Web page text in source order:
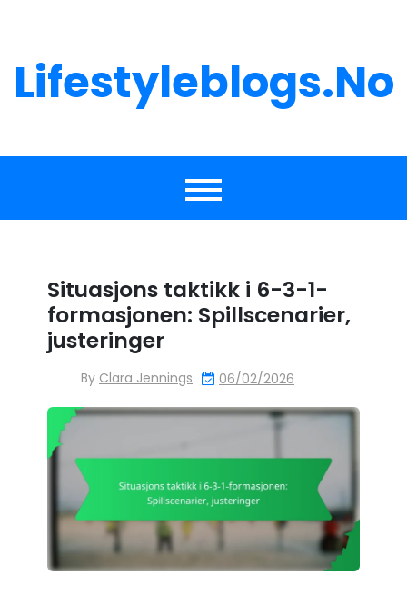
Lifestyleblogs.no
Situasjons taktikk i 6-3-1-
formasjonen: Spillscenarier,
justeringer
By Clara Jennings 06/02/2026